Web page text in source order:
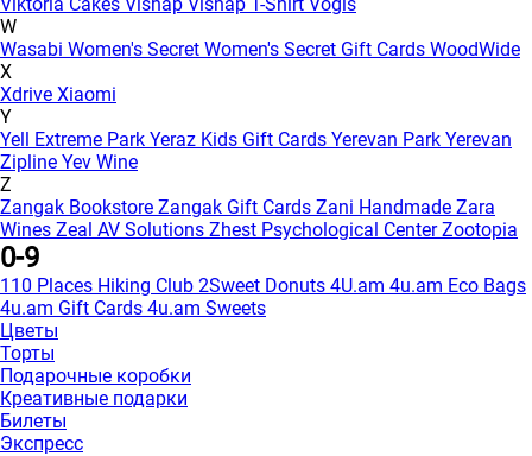
W
Wasabi Women's Secret Women's Secret Gift Cards WoodWide
X
Xdrive Xiaomi
Y
Yell Extreme Park Yeraz Kids Gift Cards Yerevan Park Yerevan
Zipline Yev Wine
Z
Zangak Bookstore Zangak Gift Cards Zani Handmade Zara
Wines Zeal AV Solutions Zhest Psychological CenterZootopia
0-9
110 Places Hiking Club 2Sweet Donuts 4U.am 4u.am Eco Bags
4u.am Gift Cards 4u.am Sweets
Цветы
Торты
Подарочные коробки
Креативные подарки
Билеты
Экспресс